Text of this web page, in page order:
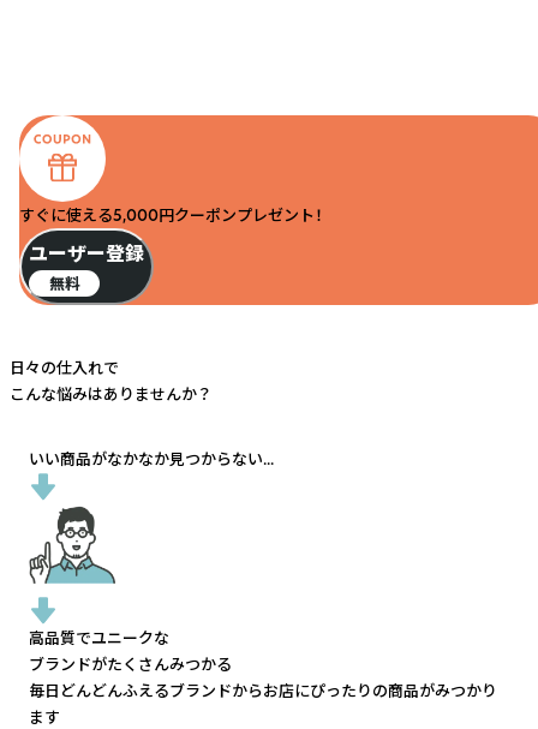
すぐに使える5,000円クーポンプレゼント！
ユーザー登録
無料
日々の仕入れで
こんな悩みはありませんか？
いい商品がなかなか見つからない...
高品質でユニークな
ブランドがたくさんみつかる
毎日どんどんふえるブランドからお店にぴったりの商品がみつかり
ます